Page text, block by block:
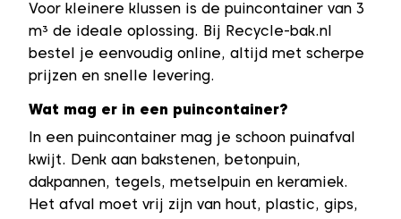
Voor kleinere klussen is de puincontainer van 3
m³ de ideale oplossing. Bij Recycle-bak.nl
bestel je eenvoudig online, altijd met scherpe
prijzen en snelle levering.
Wat mag er in een puincontainer?
In een puincontainer mag je schoon puinafval
kwijt. Denk aan bakstenen, betonpuin,
dakpannen, tegels, metselpuin en keramiek.
Het afval moet vrij zijn van hout, plastic, gips,